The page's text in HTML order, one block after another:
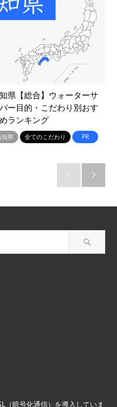
県【総合】ウォーターサ
ー目的・こだわり別おす
ランキング
知県 全てのこだわり PR
 
（暗号化通信）を導入していま